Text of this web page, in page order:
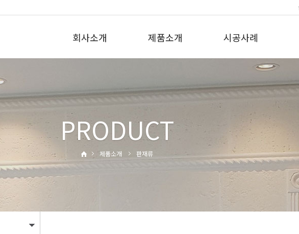
회사소개 제품소개 시공사례
PRODUCT
제품소개 판재류